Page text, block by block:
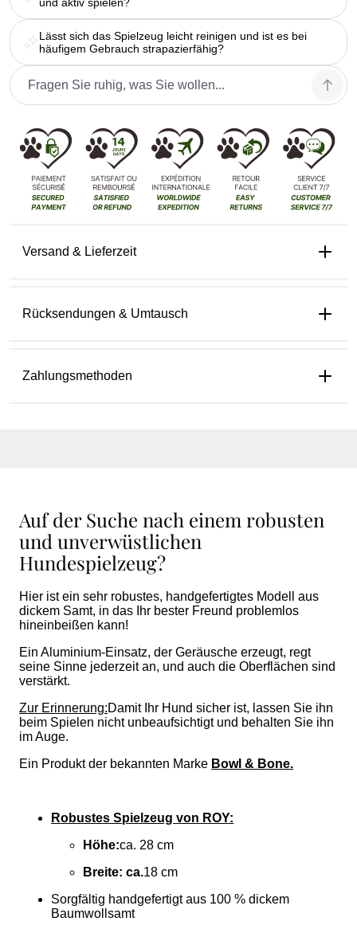
Lässt sich das Spielzeug leicht reinigen und ist es bei
häufigem Gebrauch strapazierfähig?
Versand & Lieferzeit
Rücksendungen & Umtausch
Zahlungsmethoden
Auf der Suche nach einem robusten
und unverwüstlichen
Hundespielzeug?
Hier ist ein sehr robustes, handgefertigtes Modell aus
dickem Samt, in das Ihr bester Freund problemlos
hineinbeißen kann!
Ein Aluminium-Einsatz, der Geräusche erzeugt, regt
seine Sinne jederzeit an, und auch die Oberflächen sind
verstärkt.
Zur Erinnerung:Damit Ihr Hund sicher ist, lassen Sie ihn
beim Spielen nicht unbeaufsichtigt und behalten Sie ihn
im Auge.
Ein Produkt der bekannten Marke Bowl & Bone.
Robustes Spielzeug von ROY:
Höhe:ca. 28 cm
Breite: ca.18 cm
Sorgfältig handgefertigt aus 100 % dickem
Baumwollsamt